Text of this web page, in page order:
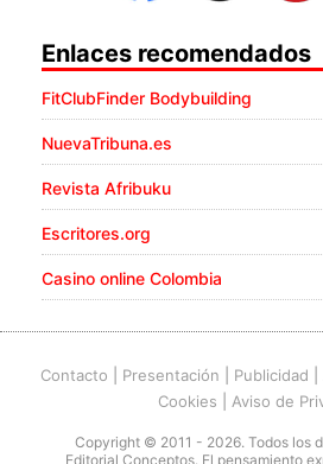
Enlaces recomendados
FitClubFinder Bodybuilding
NuevaTribuna.es
Revista Afribuku
Escritores.org
Casino online Colombia
Contacto Presentación Publicidad
Cookies
Aviso de
Copyright © 2011 - 2026. Todos los
Editorial Conceptos. El pensamiento